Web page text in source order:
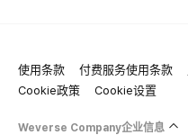
使用条款 付费服务使用条款
Cookie政策
Cookie设置
Weverse Company企业信息